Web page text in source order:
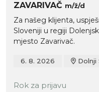
ZAVARIVAČ m/ž/d
Za našeg klijenta,
Sloveniji u regiji
mjesto Zavarivač.
6. 8. 2026 Dolnji
Rok za prijavu